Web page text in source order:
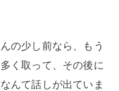
の少し前なら、もう
く取って、その後に
んて話しが出ていま